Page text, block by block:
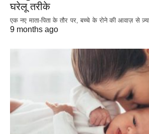
घरेलू तरीके
एक नए माता-पिता के तौर पर, बच्चे के रोने की आवाज़ से
9 months ago